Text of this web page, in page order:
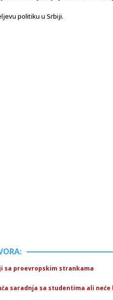
politiku u Srbiji.
sa proevropskim strankama
saradnja sa studentima ali